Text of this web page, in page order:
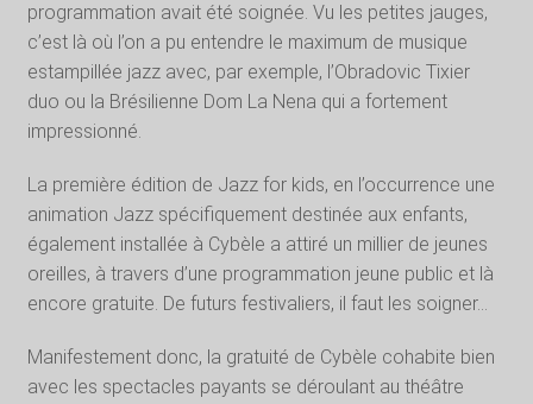
programmation avait été soignée. Vu les petites jauges,
c’est là où l’on a pu entendre le maximum de musique
estampillée jazz avec, par exemple, l’Obradovic Tixier
duo ou la Brésilienne Dom La Nena qui a fortement
impressionné.
La première édition de Jazz for kids, en l’occurrence une
animation Jazz spécifiquement destinée aux enfants,
également installée à Cybèle a attiré un millier de jeunes
oreilles, à travers d’une programmation jeune public et là
encore gratuite. De futurs festivaliers, il faut les soigner…
Manifestement donc, la gratuité de Cybèle cohabite bien
avec les spectacles payants se déroulant au théâtre